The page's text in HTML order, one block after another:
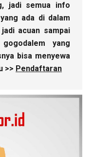
jadi semua info
ada di dalam
acuan sampai
yang
bisa menyewa
>> Pendaftaran